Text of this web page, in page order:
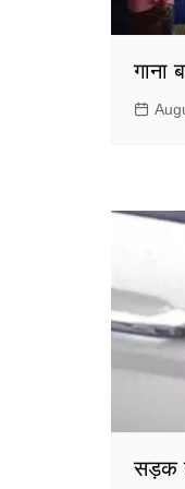
गाना
सड़क